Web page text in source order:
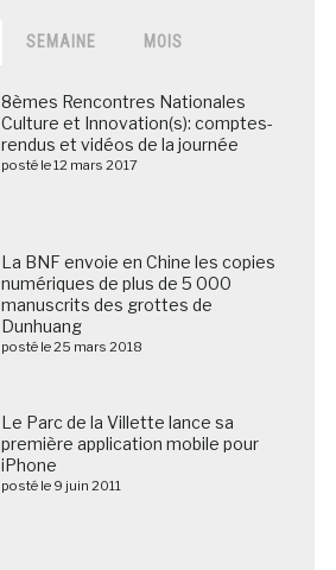
SEMAINE MOIS
8èmes Rencontres Nationales
Culture et Innovation(s): comptes-
rendus et vidéos de la journée
posté le 12 mars 2017
La BNF envoie en Chine les copies
numériques de plus de 5 000
manuscrits des grottes de
Dunhuang
posté le 25 mars 2018
Le Parc de la Villette lance sa
première application mobile pour
iPhone
posté le 9 juin 2011